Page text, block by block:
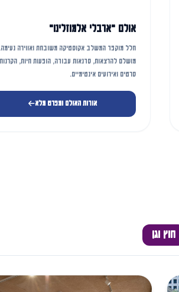
אולם "ארבלי אלמוזלינו"
חלל מוקפד המשלב אקוסטיקה משובחת ואווירה נעימה.
מושלם להרצאות, סדנאות עבודה, הופעות חיות, הקרנות
סרטים ואירועים אינטימיים.
אודות האולם ומפרט מלא
חוץ וגן